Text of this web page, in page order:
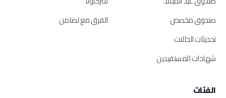
صندوق مخصص
تحديثات الحالات
شهادات المستفيدين
الفرق مع تضامن
الفئات